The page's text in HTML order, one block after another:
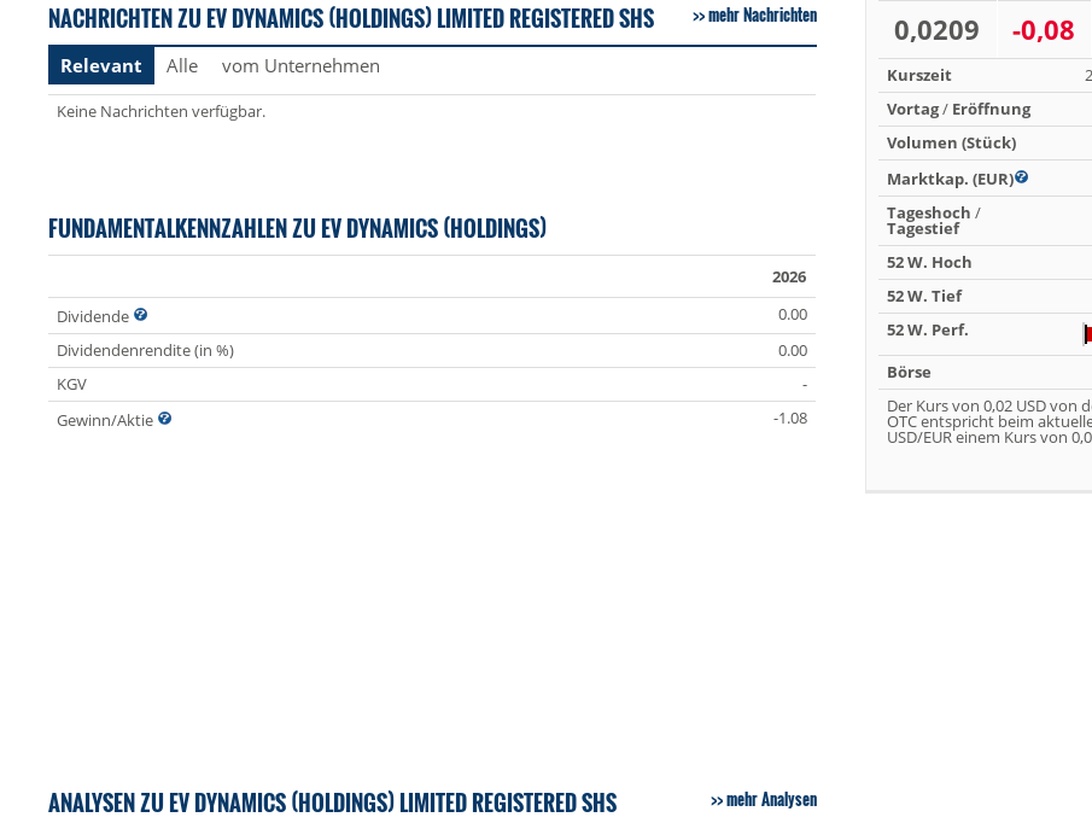
NACHRICHTEN ZU EV DYNAMICS (HOLDINGS) LIMITED REGISTERED SHS mehr Nachrichten
Relevant Alle vom Unternehmen
Keine Nachrichten verfügbar.
FUNDAMENTALKENNZAHLEN ZU EV DYNAMICS (HOLDINGS)
2026
Dividende
0.00
Dividendenrendite (in %)
0.00
KGV
-
Gewinn/Aktie
-1.08
ANALYSEN ZU EV DYNAMICS (HOLDINGS) LIMITED REGISTERED SHS mehr Analysen
0,0209 -0,08
Kurszeit
Vortag/ Eröffnung
Volumen (Stück)
Marktkap. (EUR)
Tageshoch /
Tagestief
52 W. Hoch
52 W. Tief
52 W. Perf.
Börse
Der Kurs von 0,02 USD von
OTC entspricht beim
USD/EUR einem Kurs von